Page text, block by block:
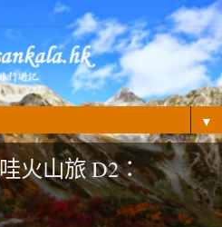
▼
火山旅 D2：